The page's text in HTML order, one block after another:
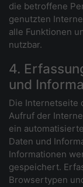
die betroffene
genutzten
alle Funktionen
nutzbar.
4.
und
Die Internetseite
Aufruf der
ein
Daten und
Informationen
gespeichert.
Browsertypen